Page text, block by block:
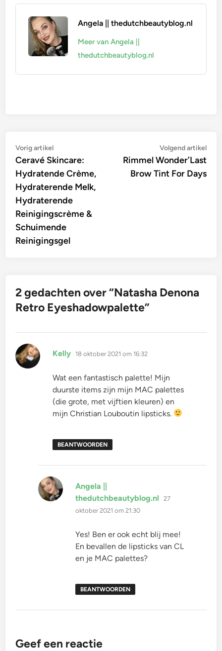
Angela || thedutchbeautyblog.nl
Meer van Angela ||
thedutchbeautyblog.nl
Bericht
navigatie
Vorig artikelVorig
artikel:
Ceravé Skincare:
Hydratende Crème,
Hydraterende Melk,
Hydraterende
Reinigingscrème &
Schuimende
Reinigingsgel
Volgend artikel
Rimmel Wonder’Last
Brow Tint For Days
2 gedachten over “Natasha Denona
Retro Eyeshadowpalette”
Kelly schreef:
18 oktober 2021 om 16:32
Wat een fantastisch palette! Mijn
duurste items zijn mijn MAC palettes
(die grote, met vijftien kleuren) en
mijn Christian Louboutin lipsticks.
BEANTWOORDEN
Angela ||
thedutchbeautyblog.nl schreef:
27
oktober 2021 om 21:30
Yes! Ben er ook echt blij mee!
En bevallen de lipsticks van CL
en je MAC palettes?
BEANTWOORDEN
Geef een reactie